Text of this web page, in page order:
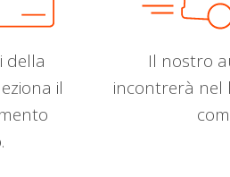
della
il
Il nostro
incontrerà nel